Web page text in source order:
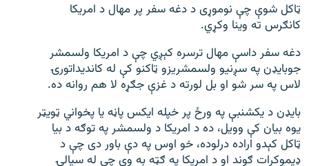
د ازادې اروپا/ ازادي راډيو ټولې پاڼې
ټاکل شوې چې نوموړی د دغه سفر پر مهال د امریکا
کانګرس ته وینا وکړي.
دغه سفر داسې مهال ترسره کېږي چې د امریکا ولسمشر
جوبایډن په سږنیو ولسمشریزو ټاکنو کې له کاندیداتورۍ
لاس په سر شو او بل لورته د غزې جګړه لا هم روانه ده.
بایډن د یکشنبې په ورځ پر خپله ایکس پاڼه یا پخواني ټویټر
یوه بیان کې وویل، ده د امریکا د ولسمشر په توګه د بیا
ټاکل کېدو اراده درلوده، خو اوس په دې باور دی چې د
ډیموکرات ګوند او د امریکا په ګټه به وي چې له سیالۍ